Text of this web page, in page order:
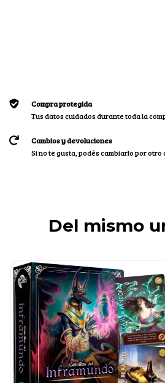
Compra protegida
Tus datos cuidados durante toda la
Cambios y devoluciones
Si no te gusta, podés cambiarlo por
Del mismo